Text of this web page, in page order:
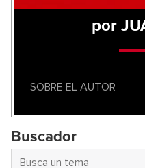
por
SOBRE EL AUTOR
Buscador